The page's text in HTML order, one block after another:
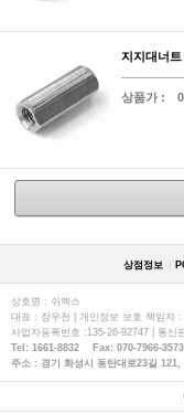
지지대너
상품가 :
상점정보
상호명 : 쉬멕스
대표 : 장우천 | 개인정보 보호 책임자 :
사업자등록번호 :135-26-92747 | 통신
Tel: 1661-8832 Fax: 070-7966-3573
주소 : 경기 화성시 동탄대로23길